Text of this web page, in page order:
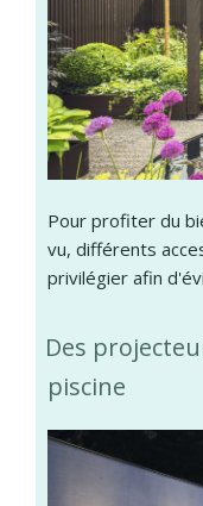
Pour profiter du
vu, différents
privilégier afin
Des
piscine